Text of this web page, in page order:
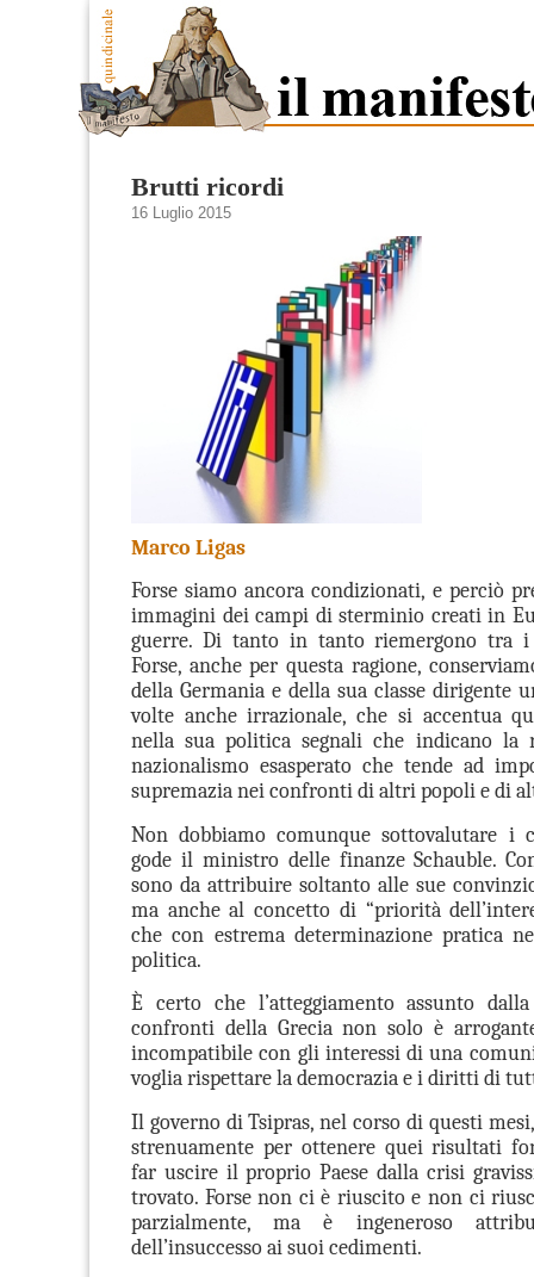
Brutti ricordi
16 Luglio 2015
Marco Ligas
Forse siamo ancora condizionati, e perciò
immagini dei campi di sterminio creati in
guerre. Di tanto in tanto riemergono tra
Forse, anche per questa ragione,
della Germania e della sua classe dirigente
volte anche irrazionale, che si accentua
nella sua politica segnali che indicano la
nazionalismo esasperato che tende ad
supremazia nei confronti di altri popoli e di
Non dobbiamo comunque sottovalutare i
gode il mini­stro delle finanze Schauble.
sono da attri­buire soltanto alle sue
ma anche al concetto di “prio­rità
che con estrema determinazione pratica
politica.
È certo che l’atteggiamento assunto
confronti della Grecia non solo è
incompatibile con gli interessi di una
voglia rispettare la democrazia e i diritti di
Il governo di Tsipras, nel corso di questi
strenuamente per ottenere quei risultati
far uscire il proprio Paese dalla crisi
trovato. Forse non ci è riuscito e non ci
parzialmente, ma è ingeneroso
dell’insuccesso ai suoi cedimenti.